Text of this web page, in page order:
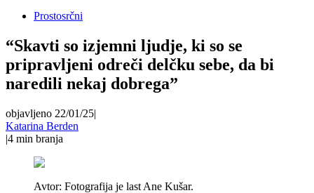
Prostosrčni
“Skavti so izjemni ljudje, ki so se
pripravljeni odreči delčku sebe, da bi
naredili nekaj dobrega”
objavljeno 22/01/25|
Katarina Berden
|4 min branja
Avtor: Fotografija je last Ane Kušar.